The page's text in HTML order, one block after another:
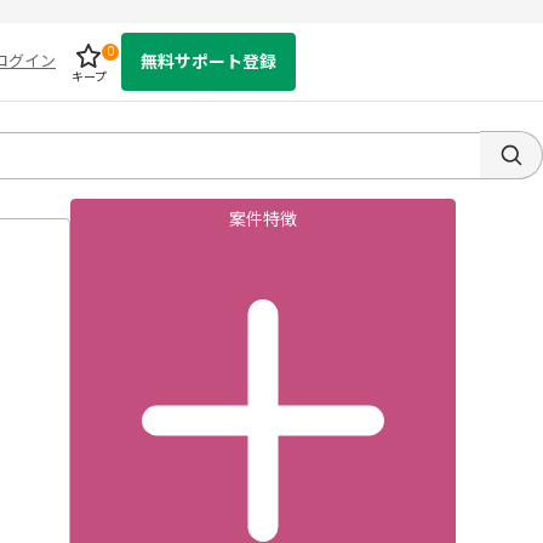
グイン
キープ
0
無料サポート登録
案件特徴